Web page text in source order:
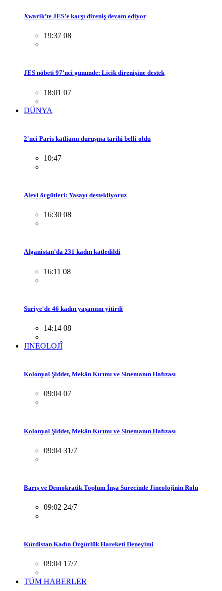
Xwarik’te JES’e karşı direniş devam ediyor
19:37 08
JES nöbeti 97’nci gününde: Licik direnişine destek
18:01 07
DÜNYA
2'nci Paris katliamı duruşma tarihi belli oldu
10:47
Alevi örgütleri: Yasayı destekliyoruz
16:30 08
Afganistan'da 231 kadın katledildi
16:11 08
Suriye'de 46 kadın yaşamını yitirdi
14:14 08
JINEOLOJÎ
Kolonyal Şiddet, Mekân Kırımı ve Sinemanın Hafızası
09:04 07
Kolonyal Şiddet, Mekân Kırımı ve Sinemanın Hafızası
09:04 31/7
Barış ve Demokratik Toplum İnşa Sürecinde Jineolojînin Rolü
09:02 24/7
Kürdistan Kadın Özgürlük Hareketi Deneyimi
09:04 17/7
TÜM HABERLER